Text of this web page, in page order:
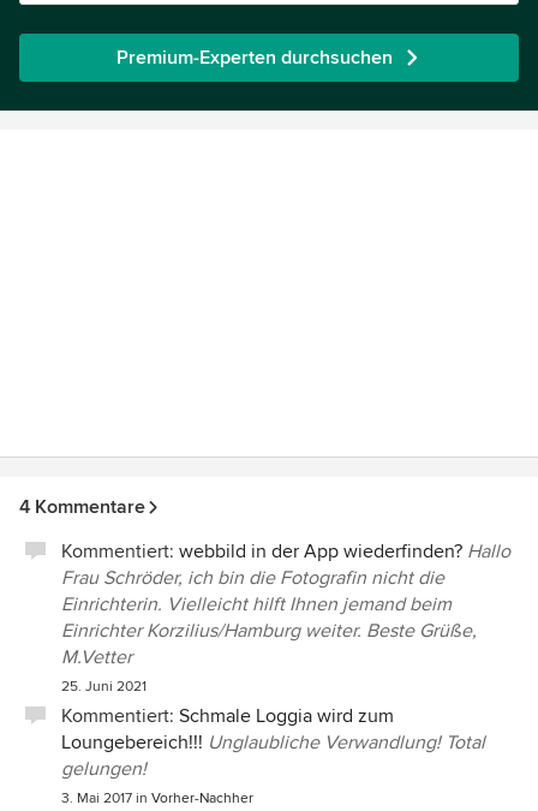
Premium-Experten durchsuchen
4 Kommentare
Kommentiert: webbild in der App wiederfinden? Hallo
Frau Schröder, ich bin die Fotografin nicht die
Einrichterin. Vielleicht hilft Ihnen jemand beim
Einrichter Korzilius/Hamburg weiter. Beste Grüße,
M.Vetter
25. Juni 2021
Kommentiert: Schmale Loggia wird zum
Loungebereich!!! Unglaubliche Verwandlung! Total
gelungen!
3. Mai 2017 in Vorher-Nachher